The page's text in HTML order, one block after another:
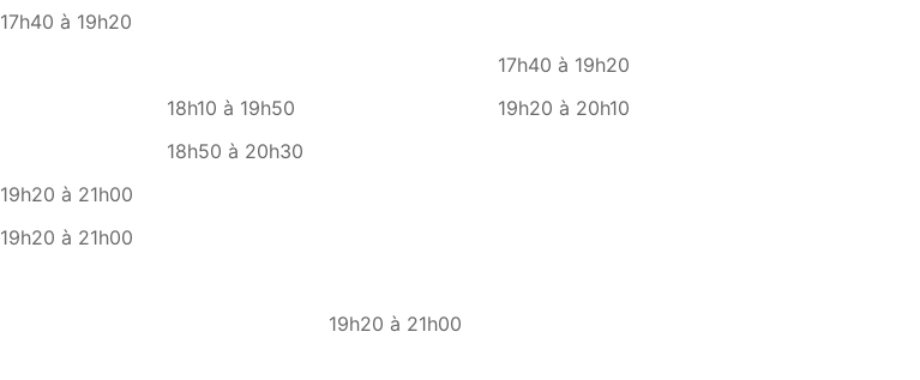
17h40 à 19h20
17h40 à 19h20
18h10 à 19h50
19h20 à 20h10
18h50 à 20h30
19h20 à 21h00
19h20 à 21h00
19h20 à 21h00